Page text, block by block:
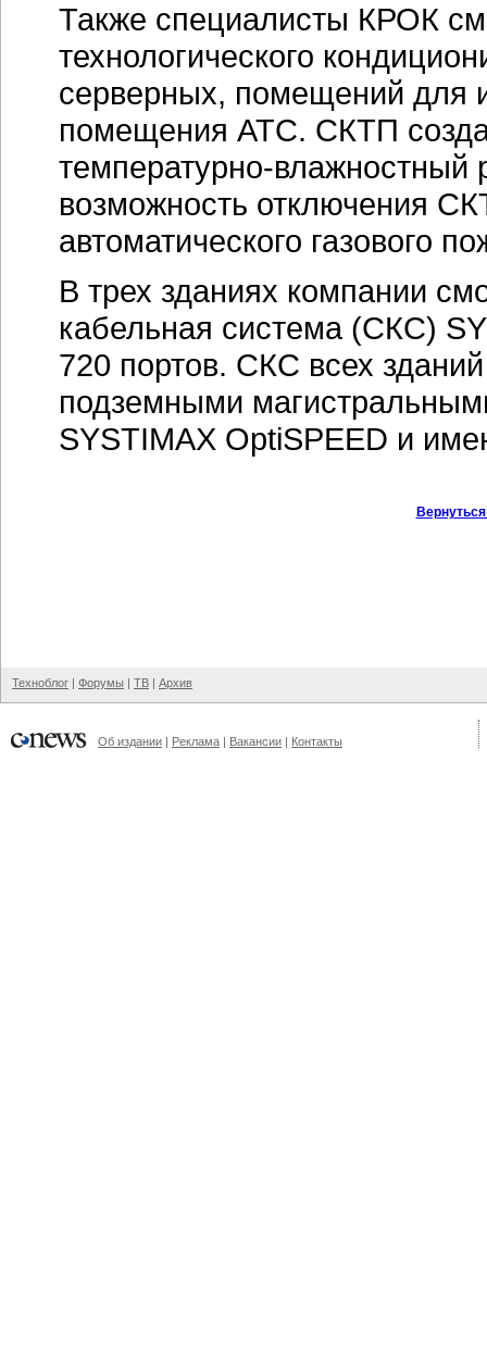
Также специалисты КРОК
технологического
серверных, помещений для
помещения АТС. СКТП
температурно-
возможность отключения
автоматического газового
В трех зданиях компании
кабельная система (СКС)
720 портов. СКС всех
подземными
SYSTIMAX OptiSPEED и
Техноблог | Форумы | ТВ | Архив
Об издании | Реклама | Вакансии | Контакты